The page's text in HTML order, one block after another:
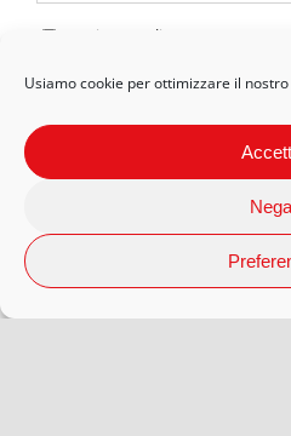
Usiamo cookie per ottimizzare il
Nega
Privacy Policy